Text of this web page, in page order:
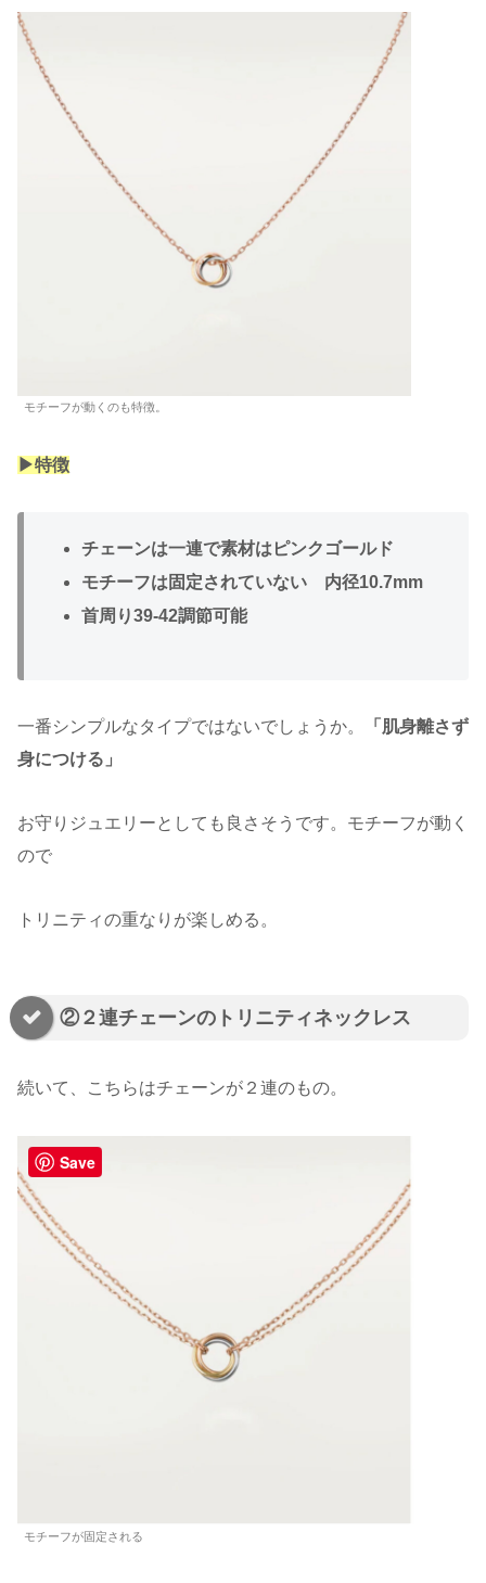
モチーフが動くのも特徴。
▶︎特徴
チェーンは一連で素材はピンクゴールド
モチーフは固定されていない 内径10.7mm
首周り39-42調節可能
一番シンプルなタイプではないでしょうか。
「肌身離さず
身につける」
お守りジュエリーとしても良さそうです。モチーフが動く
ので
トリニティの重なりが楽しめる。
②２連チェーンのトリニティネックレス
続いて、こちらはチェーンが２連のもの。
モチーフが固定される
Save